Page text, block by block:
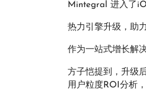
Mintegral 进入了
热力引擎升级，助
作为一站式增长解
方子恺提到，升级
用户粒度ROI分析